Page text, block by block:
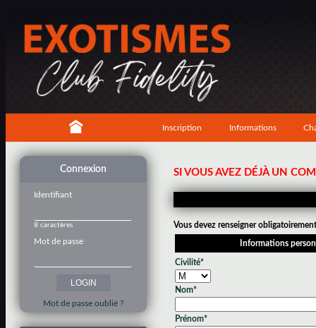
Inscription Informations
Connexion
Identifiant
8 caractères
Mot de passe
Mot de passe oublié ?
SI VOUS AVEZ DÉJÀ UN
Vous devez renseigner
Informations
Civilité*
Nom*
Prénom*